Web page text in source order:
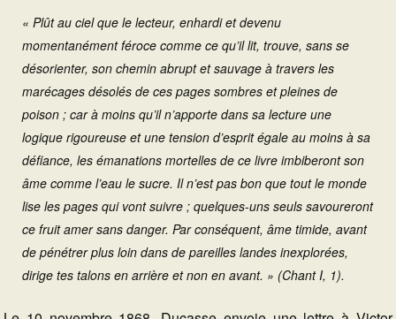
« Plût au ciel que le lecteur, enhardi et devenu
momentanément féroce comme ce qu’il lit, trouve, sans se
désorienter, son chemin abrupt et sauvage à travers les
marécages désolés de ces pages sombres et pleines de
poison ; car à moins qu’il n’apporte dans sa lecture une
logique rigoureuse et une tension d’esprit égale au moins à sa
défiance, les émanations mortelles de ce livre imbiberont son
âme comme l’eau le sucre. Il n’est pas bon que tout le monde
lise les pages qui vont suivre ; quelques-uns seuls savoureront
ce fruit amer sans danger. Par conséquent, âme timide, avant
de pénétrer plus loin dans de pareilles landes inexplorées,
dirige tes talons en arrière et non en avant. » (Chant I, 1).